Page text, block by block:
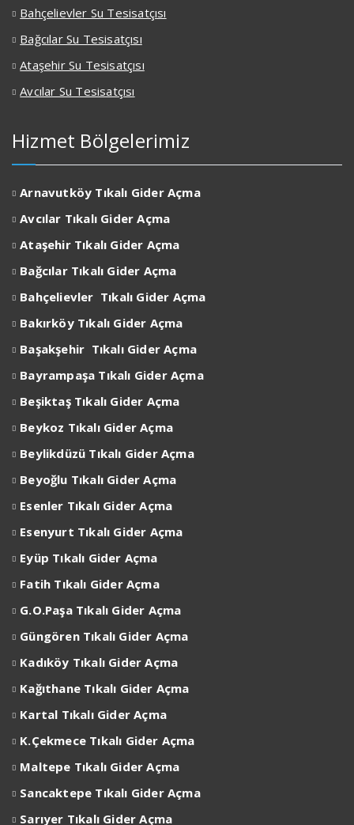
Bahçelievler Su Tesisatçısı
Bağcılar Su Tesisatçısı
Ataşehir Su Tesisatçısı
Avcılar Su Tesisatçısı
Hizmet Bölgelerimiz
Arnavutköy Tıkalı Gider Açma
Avcılar Tıkalı Gider Açma
Ataşehir Tıkalı Gider Açma
Bağcılar Tıkalı Gider Açma
Bahçelievler Tıkalı Gider Açma
Bakırköy Tıkalı Gider Açma
Başakşehir Tıkalı Gider Açma
Bayrampaşa Tıkalı Gider Açma
Beşiktaş Tıkalı Gider Açma
Beykoz Tıkalı Gider Açma
Beylikdüzü Tıkalı Gider Açma
Beyoğlu Tıkalı Gider Açma
Esenler Tıkalı Gider Açma
Esenyurt Tıkalı Gider Açma
Eyüp Tıkalı Gider Açma
Fatih Tıkalı Gider Açma
G.O.Paşa Tıkalı Gider Açma
Güngören Tıkalı Gider Açma
Kadıköy Tıkalı Gider Açma
Kağıthane Tıkalı Gider Açma
Kartal Tıkalı Gider Açma
K.Çekmece Tıkalı Gider Açma
Maltepe Tıkalı Gider Açma
Sancaktepe Tıkalı Gider Açma
Sarıyer Tıkalı Gider Açma